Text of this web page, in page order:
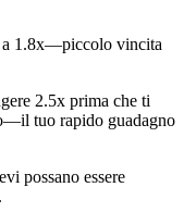
a 1.8x—piccolo vincita
2.5x prima che ti
tuo rapido guadagno
possano essere